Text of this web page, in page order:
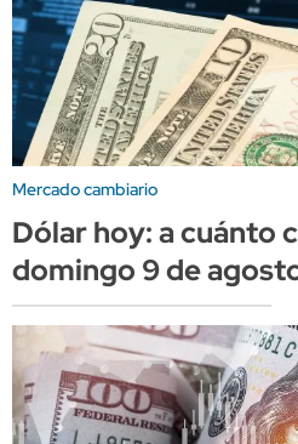
Mercado cambiario
Dólar hoy: a cuánto
domingo 9 de